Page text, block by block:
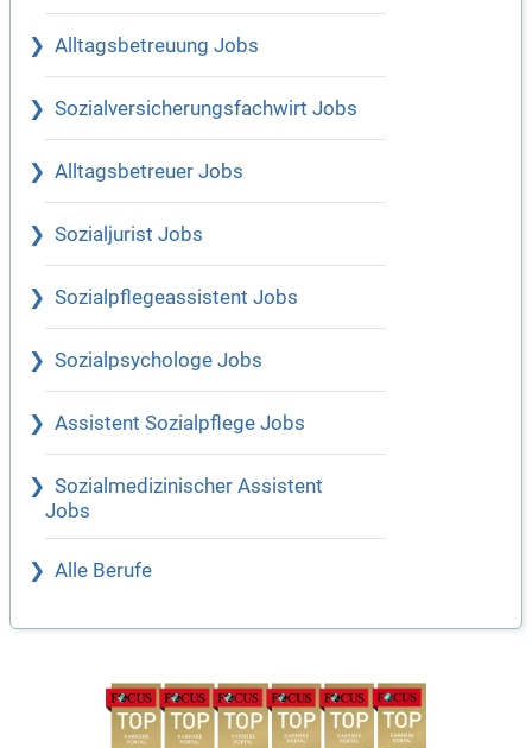
Alltagsbetreuung Jobs
Sozialversicherungsfachwirt Jobs
Alltagsbetreuer Jobs
Sozialjurist Jobs
Sozialpflegeassistent Jobs
Sozialpsychologe Jobs
Assistent Sozialpflege Jobs
Sozialmedizinischer Assistent
Jobs
Alle Berufe